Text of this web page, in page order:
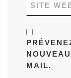
SITE
MAIL.